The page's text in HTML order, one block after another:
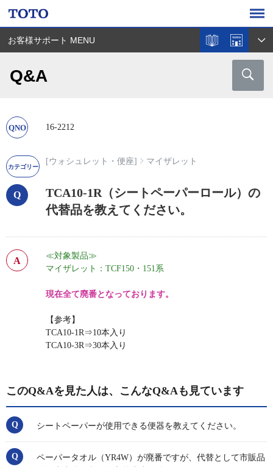
お客様サポート MENU
Q&A
16-2212
[ウォシュレット・便座] マイザレット
TCA10-1R（シートペーパーロール）の
代替品を教えてください。
≪対象製品≫
マイザレット：TCF150・151系
現在全て廃番となっております。
【参考】
TCA10-1R⇒10本入り
TCA10-3R⇒30本入り
このQ&Aを見た人は、こんなQ&Aも見ています
シートペーパーが使用できる便器を教えてください。
ペーパータオル（YR4W）が廃番ですが、代替として市販品